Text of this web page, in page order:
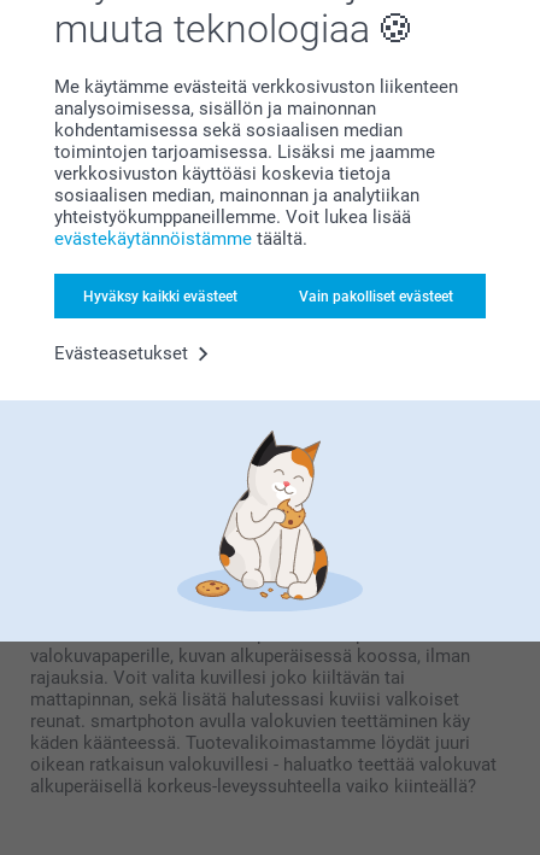
muuta teknologiaa
Me käytämme evästeitä verkkosivuston liikenteen
analysoimisessa, sisällön ja mainonnan
kohdentamisessa sekä sosiaalisen median
toimintojen tarjoamisessa. Lisäksi me jaamme
verkkosivuston käyttöäsi koskevia tietoja
sosiaalisen median, mainonnan ja analytiikan
yhteistyökumppaneillemme. Voit lukea lisää
evästekäytännöistämme täältä.
Hyväksy kaikki evästeet Vain pakolliset evästeet
Evästeasetukset
ja että tarkistamme niiden laadun, ota yhteyttä
asiakaspalveluun https://www.smartphoto.fi/faq
Kirsi @smartphoto
Liittyvät tuotteet
Neliö Kuvat
3 mallia
Alkaen 0,16
(77 arvostelut)
Collection 52
12,95
(7 arvostelut)
Jääkaappimagneetti
Yli 10 mallia
Alkaen 9,95
(230 arvostelut)
Supreme julisteet
Vaihteleva
Alkaen 4,95
Vinkkejä ja niksejä Supreme
kuvat Vaihteleva -
tuotteeseen liittyen
Valokuvien teettäminen markkinoiden
parhaalle valokuvapaperille
valokuvapaperille, kuvan alkuperäisessä koossa, ilman
rajauksia. Voit valita kuvillesi joko kiiltävän tai
mattapinnan, sekä lisätä halutessasi kuviisi valkoiset
reunat. smartphoton avulla valokuvien teettäminen käy
käden käänteessä. Tuotevalikoimastamme löydät juuri
oikean ratkaisun valokuvillesi - haluatko teettää valokuvat
alkuperäisellä korkeus-leveyssuhteella vaiko kiinteällä?